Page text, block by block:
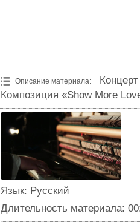
Описание материала:
Композиция «Show More
Язык: Русский
Длительность материала: